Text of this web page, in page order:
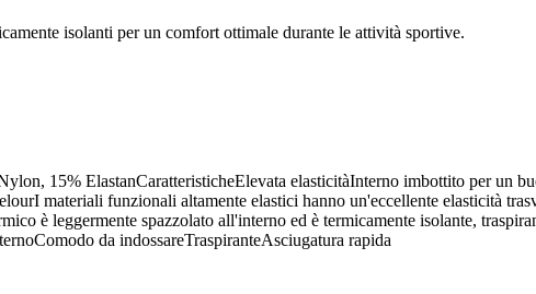
isolanti per un comfort ottimale durante le attività sportive.
15% ElastanCaratteristicheElevata elasticitàInterno imbottito per un
materiali funzionali altamente elastici hanno un'eccellente elasticità
è leggermente spazzolato all'interno ed è termicamente isolante,
da indossareTraspiranteAsciugatura rapida